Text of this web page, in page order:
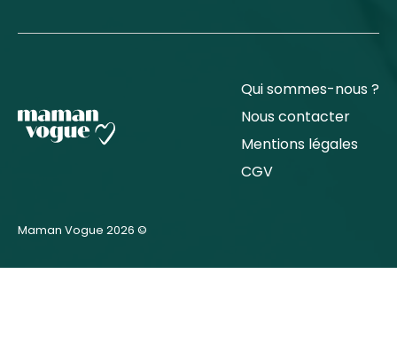
Qui sommes-nous ?
Nous contacter
Mentions légales
CGV
Maman Vogue 2026 ©